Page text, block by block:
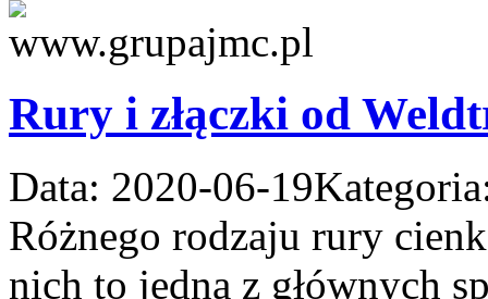
Rury i złączki od
Data: 2020-06-19
Różnego rodzaju rury
nich to jedna z głównych